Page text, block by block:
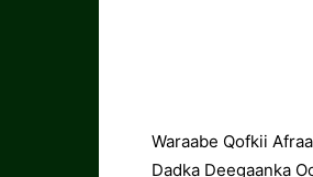
Waraabe Qofkii
Dadka Deegaanka